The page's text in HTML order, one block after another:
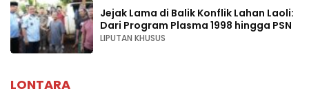
Jejak Lama di Balik Konflik Lahan Laoli:
Dari Program Plasma 1998 hingga PSN
LIPUTAN KHUSUS
LONTARA